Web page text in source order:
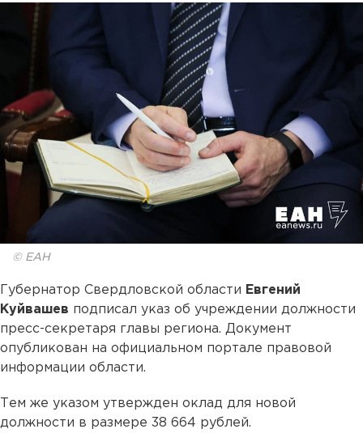
© ЕАН
Губернатор Свердловской области Евгений
Куйвашев подписал указ об учреждении должности
пресс-секретаря главы региона. Документ
опубликован на официальном портале правовой
информации области.
Тем же указом утвержден оклад для новой
должности в размере 38 664 рублей.